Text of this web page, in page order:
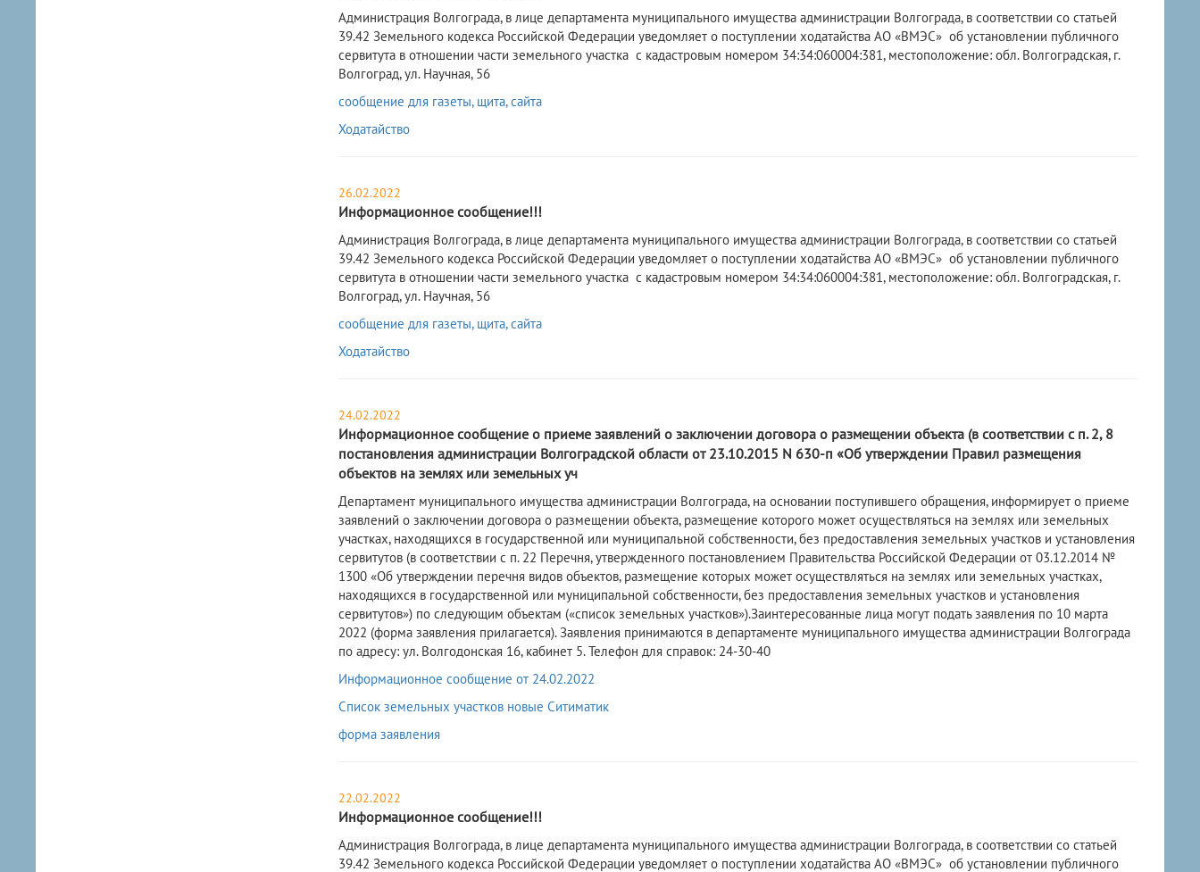
​Администрация Волгограда, в лице департамента муниципального имущества администрации Волгограда, в соответствии со статьей
39.42 Земельного кодекса Российской Федерации уведомляет о поступлении ходатайства АО «ВМЭС» об установлении публичного
сервитута в отношении части земельного участка с кадастровым номером 34:34:060004:381, местоположение: обл. Волгоградская, г.
Волгоград, ул. Научная, 56
сообщение для газеты, щита, сайта
Ходатайство
26.02.2022
Информационное сообщение!!!
​Администрация Волгограда, в лице департамента муниципального имущества администрации Волгограда, в соответствии со статьей
39.42 Земельного кодекса Российской Федерации уведомляет о поступлении ходатайства АО «ВМЭС» об установлении публичного
сервитута в отношении части земельного участка с кадастровым номером 34:34:060004:381, местоположение: обл. Волгоградская, г.
Волгоград, ул. Научная, 56
сообщение для газеты, щита, сайта
Ходатайство
24.02.2022
Информационное сообщение о приеме заявлений о заключении договора о размещении объекта (в соответствии с п. 2, 8
постановления администрации Волгоградской области от 23.10.2015 N 630-п «Об утверждении Правил размещения
объектов на землях или земельных уч
​Департамент муниципального имущества администрации Волгограда, на основании поступившего обращения, информирует о приеме
заявлений о заключении договора о размещении объекта, размещение которого может осуществляться на землях или земельных
участках, находящихся в государственной или муниципальной собственности, без предоставления земельных участков и установления
сервитутов (в соответствии с п. 22 Перечня, утвержденного постановлением Правительства Российской Федерации от 03.12.2014 №
1300 «Об утверждении перечня видов объектов, размещение которых может осуществляться на землях или земельных участках,
находящихся в государственной или муниципальной собственности, без предоставления земельных участков и установления
сервитутов») по следующим объектам («список земельных участков»).Заинтересованные лица могут подать заявления по 10 марта
2022 (форма заявления прилагается). Заявления принимаются в департаменте муниципального имущества администрации Волгограда
по адресу: ул. Волгодонская 16, кабинет 5. Телефон для справок: 24-30-40
Информационное сообщение от 24.02.2022
Список земельных участков новые Ситиматик
форма заявления
22.02.2022
Информационное сообщение!!!
​Администрация Волгограда, в лице департамента муниципального имущества администрации Волгограда, в соответствии со статьей
39.42 Земельного кодекса Российской Федерации уведомляет о поступлении ходатайства АО «ВМЭС» об установлении публичного